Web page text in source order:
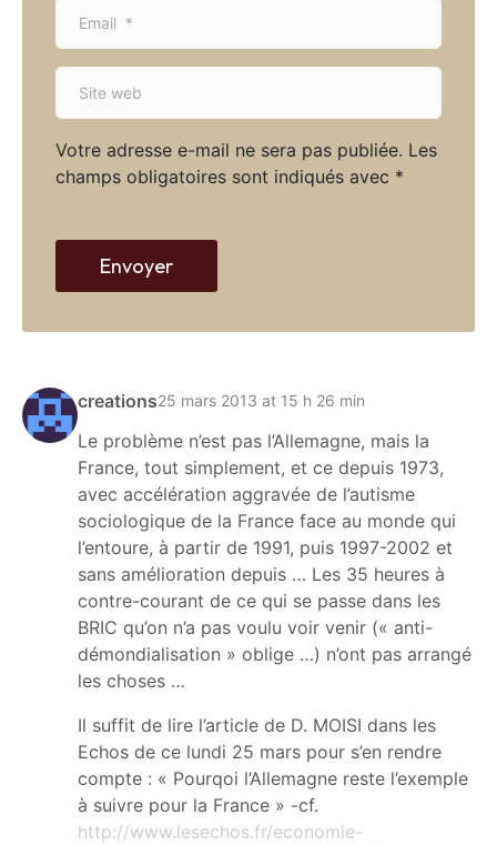
creations25 mars 2013 at 15 h 26 min
Le problème n’est pas l’Allemagne, mais la
France, tout simplement, et ce depuis 1973,
avec accélération aggravée de l’autisme
sociologique de la France face au monde qui
l’entoure, à partir de 1991, puis 1997-2002 et
sans amélioration depuis … Les 35 heures à
contre-courant de ce qui se passe dans les
BRIC qu’on n’a pas voulu voir venir (« anti-
démondialisation » oblige …) n’ont pas arrangé
les choses …
Il suffit de lire l’article de D. MOISI dans les
Echos de ce lundi 25 mars pour s’en rendre
compte : « Pourqoi l’Allemagne reste l’exemple
à suivre pour la France » -cf.
http://www.lesechos.fr/economie-
Votre adresse e-mail ne sera pas publiée. Les
champs obligatoires sont indiqués avec *
*
E
a
l
*
S
e
w
b
Envoyer